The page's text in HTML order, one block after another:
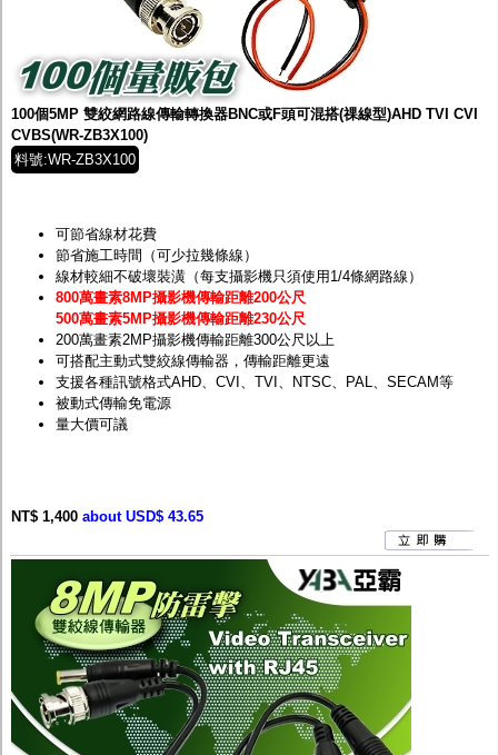
100個5MP 雙絞網路線傳輸轉換器BNC或F頭可混搭(祼線型)AHD TVI CVI
CVBS(WR-ZB3X100)
料號:WR-ZB3X100
可節省線材花費
節省施工時間（可少拉幾條線）
線材較細不破壞裝潢（每支攝影機只須使用1/4條網路線）
800萬畫素8MP攝影機傳輸距離200公尺
500萬畫素5MP攝影機傳輸距離230公尺
200萬畫素2MP攝影機傳輸距離300公尺以上
可搭配主動式雙絞線傳輸器，傳輸距離更遠
支援各種訊號格式AHD、CVI、TVI、NTSC、PAL、SECAM等
被動式傳輸免電源
量大價可議
NT$ 1,400 about USD$ 43.65